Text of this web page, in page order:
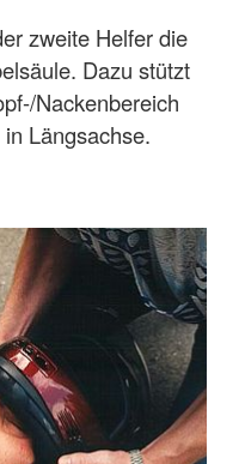
zweite Helfer die
Dazu stützt
Nackenbereich
Längsachse.